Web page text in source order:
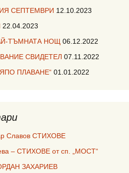
СЕПТЕМВРИ 12.10.2023
22.04.2023
ТЪМНАТА НОЩ 06.12.2022
СВИДЕТЕЛ 07.11.2022
ПЛАВАНЕ“ 01.01.2022
Славов СТИХОВЕ
– СТИХОВЕ от сп. „МОСТ“
ЗАХАРИЕВ